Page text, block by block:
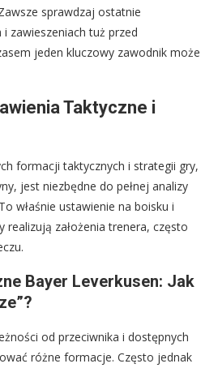
sprawdzaj ostatnie
zawieszeniach tuż przed
jeden kluczowy zawodnik może
Taktyczne i
formacji taktycznych i strategii gry,
jest niezbędne do pełnej analizy
właśnie ustawienie na boisku i
realizują założenia trenera, często
Bayer Leverkusen: Jak
od przeciwnika i dostępnych
różne formacje. Często jednak